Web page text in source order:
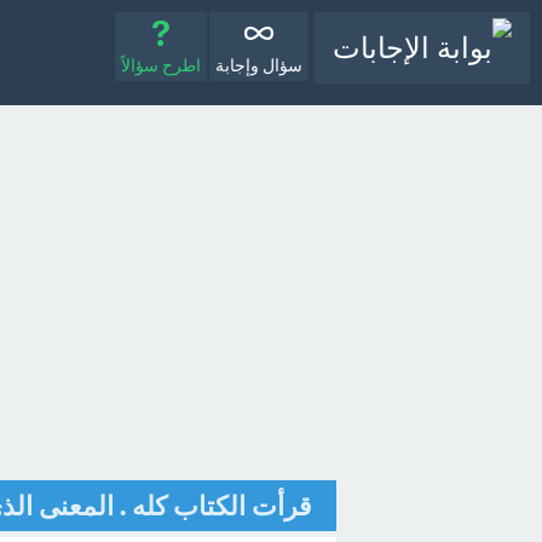
سؤال وإجابة اطرح سؤالاً
قرأت الكتاب كله . المعنى